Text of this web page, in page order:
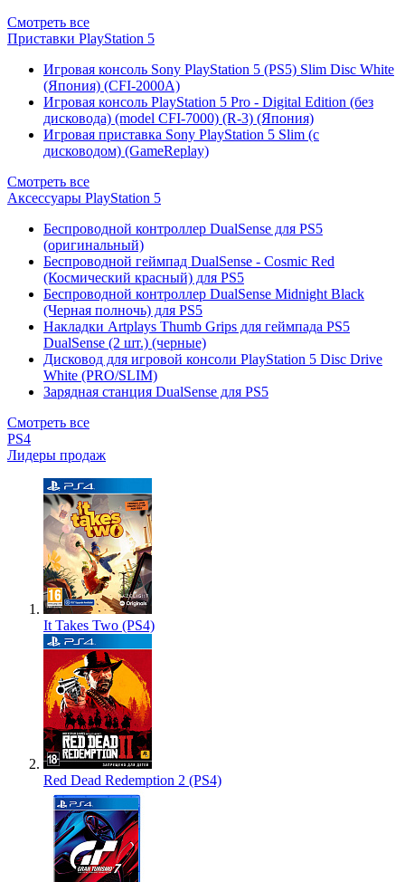
Смотреть все
Приставки PlayStation 5
Игровая консоль Sony PlayStation 5 (PS5) Slim Disc White
(Япония) (CFI-2000A)
Игровая консоль PlayStation 5 Pro - Digital Edition (без
дисковода) (model CFI-7000) (R-3) (Япония)
Игровая приставка Sony PlayStation 5 Slim (с
дисководом) (GameReplay)
Смотреть все
Аксессуары PlayStation 5
Беспроводной контроллер DualSense для PS5
(оригинальный)
Беспроводной геймпад DualSense - Cosmic Red
(Космический красный) для PS5
Беспроводной контроллер DualSense Midnight Black
(Черная полночь) для PS5
Накладки Artplays Thumb Grips для геймпада PS5
DualSense (2 шт.) (черные)
Дисковод для игровой консоли PlayStation 5 Disc Drive
White (PRO/SLIM)
Зарядная станция DualSense для PS5
Смотреть все
PS4
Лидеры продаж
It Takes Two (PS4)
Red Dead Redemption 2 (PS4)